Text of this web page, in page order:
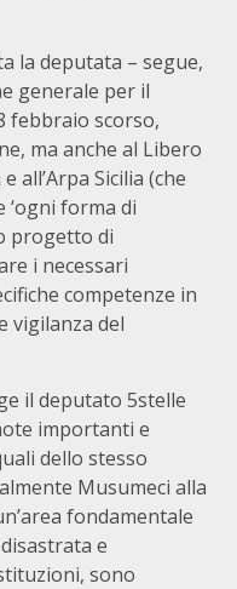
la deputata – segue,
generale per il
febbraio scorso,
ma anche al Libero
all’Arpa Sicilia (che
forma di
progetto di
i necessari
competenze in
vigilanza del
il deputato 5stelle
importanti e
dello stesso
Musumeci alla
fondamentale
e
sono